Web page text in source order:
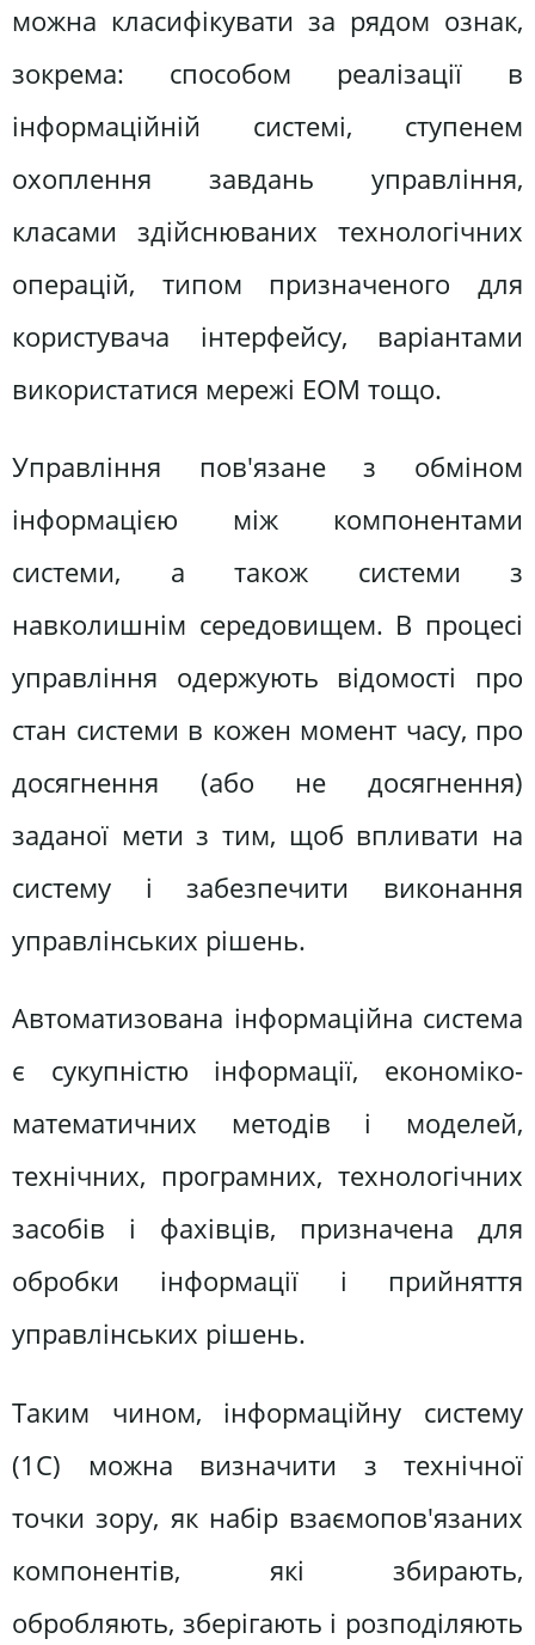
можна класифікувати за рядом ознак,
зокрема: способом реалізації в
інформаційній системі, ступенем
охоплення завдань управління,
класами здійснюваних технологічних
операцій, типом призначеного для
користувача інтерфейсу, варіантами
використатися мережі ЕОМ тощо.
Управління пов'язане з обміном
інформацією між компонентами
системи, а також системи з
навколишнім середовищем. В процесі
управління одержують відомості про
стан системи в кожен момент часу, про
досягнення (або не досягнення)
заданої мети з тим, щоб впливати на
систему і забезпечити виконання
управлінських рішень.
Автоматизована інформаційна система
є сукупністю інформації, економіко-
математичних методів і моделей,
технічних, програмних, технологічних
засобів і фахівців, призначена для
обробки інформації і прийняття
управлінських рішень.
Таким чином, інформаційну систему
(1С) можна визначити з технічної
точки зору, як набір взаємопов'язаних
компонентів, які збирають,
обробляють, зберігають і розподіляють